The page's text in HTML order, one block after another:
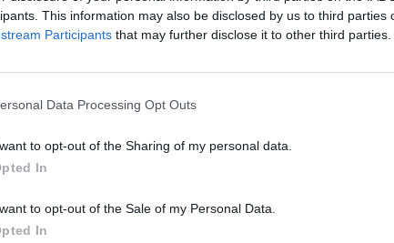
This information may also be disclosed by us to third parties
Participants that may further disclose it to other third parties.
Data Processing Opt Outs
to opt-out of the Sharing of my personal data.
In
to opt-out of the Sale of my Personal Data.
In